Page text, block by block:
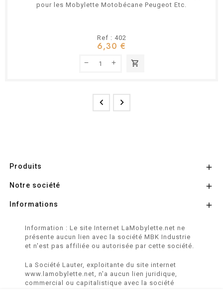
pour les Mobylette Motobécane Peugeot Etc.
Ref : 402
6,30 €
shopping_cart
 
Produits 
Notre société 
Informations 
Information : Le site Internet LaMobylette.net ne
présente aucun lien avec la société MBK Industrie
et n'est pas affiliée ou autorisée par cette société.
La Société Lauter, exploitante du site internet
www.lamobylette.net, n'a aucun lien juridique,
commercial ou capitalistique avec la société